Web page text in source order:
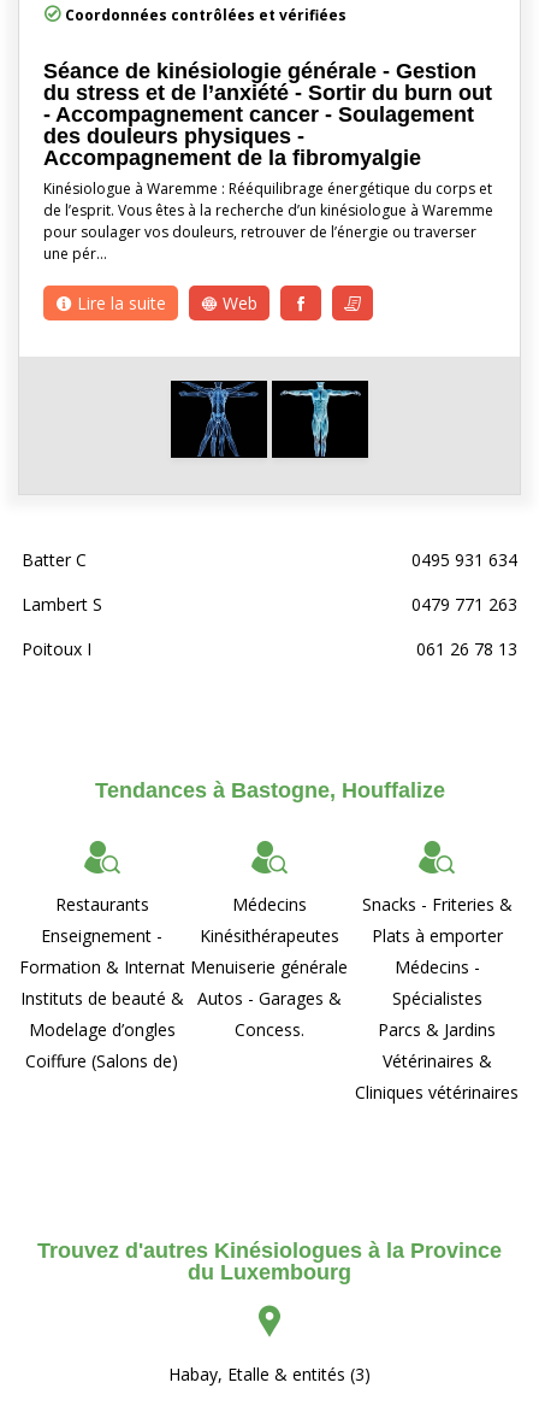
Coordonnées contrôlées et vérifiées
Séance de kinésiologie générale - Gestion
du stress et de l’anxiété - Sortir du burn out
- Accompagnement cancer - Soulagement
des douleurs physiques -
Accompagnement de la fibromyalgie
Kinésiologue à Waremme : Rééquilibrage énergétique du corps et
de l’esprit. Vous êtes à la recherche d’un kinésiologue à Waremme
pour soulager vos douleurs, retrouver de l’énergie ou traverser
une pér…
Lire la suite Web
Batter C
0495 931 634
Lambert S
0479 771 263
Poitoux I
061 26 78 13
Tendances à Bastogne, Houffalize
Restaurants
Enseignement -
Formation & Internat
Instituts de beauté &
Modelage d’ongles
Coiffure (Salons de)
Médecins
Kinésithérapeutes
Menuiserie générale
Autos - Garages &
Concess.
Snacks - Friteries &
Plats à emporter
Médecins -
Spécialistes
Parcs & Jardins
Vétérinaires &
Cliniques vétérinaires
Trouvez d'autres Kinésiologues à la Province
du Luxembourg
Habay, Etalle & entités (3)